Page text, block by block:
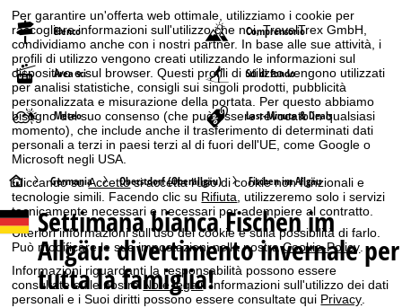
Per garantire un'offerta web ottimale, utilizziamo i cookie per
raccogliere informazioni sull'utilizzo che noi, TravelTrex GmbH,
condividiamo anche con i nostri partner. In base alle sue attività, i
profili di utilizzo vengono creati utilizzando le informazioni sul
dispositivo e sul browser. Questi profili di utilizzo vengono utilizzati
per analisi statistiche, consigli sui singoli prodotti, pubblicità
personalizzata e misurazione della portata. Per questo abbiamo
bisogno del suo consenso (che può essere revocato in qualsiasi
momento), che include anche il trasferimento di determinati dati
personali a terzi in paesi terzi al di fuori dell'UE, come Google o
Microsoft negli USA.
Cliccando suAccettosi accetta l'uso di cookie non funzionali e
tecnologie simili. Facendo clic su Rifiuta , utilizzeremo solo i servizi
tecnicamente necessari e necessari per adempiere al contratto.
Ulteriori informazioni sull'uso dei cookie e sulla possibilità di farlo.
Può modificare le sue impostazioni nella nostraCookie-Policy
Informazioni riguardanti la responsabilità possono essere
consultate sulle nostre Note legali. Informazioni sull'utilizzo dei dati
personali e i Suoi diritti possono essere consultate qui Privacy
Elenco Comprensorio
Area sci Sci di fondo
Meteo Last-Minute & Deals
H
o
m
e
Germania Oberstdorf (Oberallgäu) Fischen im Allgäu
Settimana biancaFischen im
Allgäu: divertimento invernale per
tutta la famiglia!